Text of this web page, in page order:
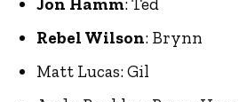
Rebel Wilson: Brynn
Matt Lucas: Gil